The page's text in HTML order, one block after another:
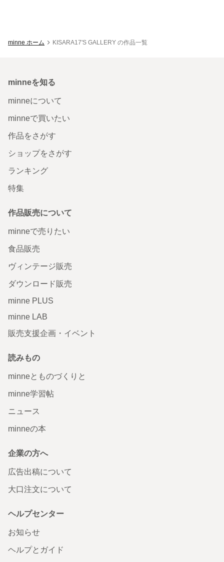
minne ホーム KISARA17'S GALLERY の作品一覧
minneを知る
minneについて
minneで買いたい
作品をさがす
ショップをさがす
ランキング
特集
作品販売について
minneで売りたい
食品販売
ヴィンテージ販売
ダウンロード販売
minne PLUS
minne LAB
販売支援企画・イベント
読みもの
minneとものづくりと
minne学習帖
ニュース
minneの本
企業の方へ
広告出稿について
大口注文について
ヘルプセンター
お知らせ
ヘルプとガイド